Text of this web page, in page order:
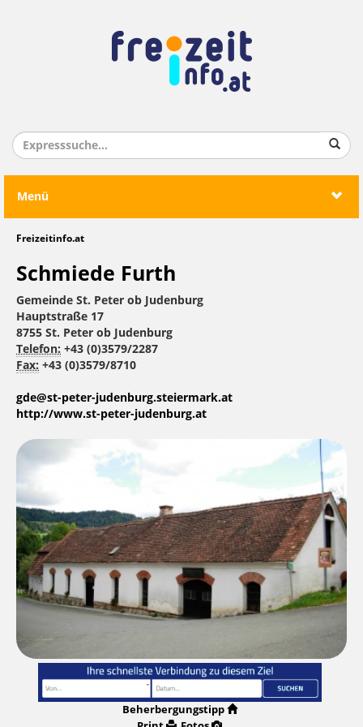
Menü
Freizeitinfo.at
Schmiede Furth
Gemeinde St. Peter ob Judenburg
Hauptstraße 17
8755 St. Peter ob Judenburg
Telefon: +43 (0)3579/2287
Fax: +43 (0)3579/8710
gde@st-peter-judenburg.steiermark.at
http://www.st-peter-judenburg.at
Beherbergungstipp